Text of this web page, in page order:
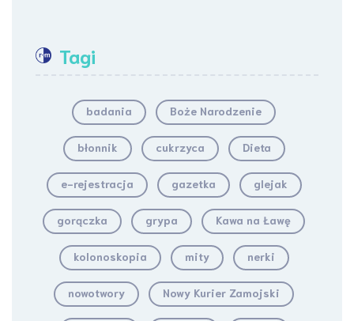
Tagi
badania Boże Narodzenie
błonnik cukrzyca Dieta
e-rejestracja gazetka glejak
gorączka grypa Kawa na Ławę
kolonoskopia mity nerki
nowotwory Nowy Kurier Zamojski